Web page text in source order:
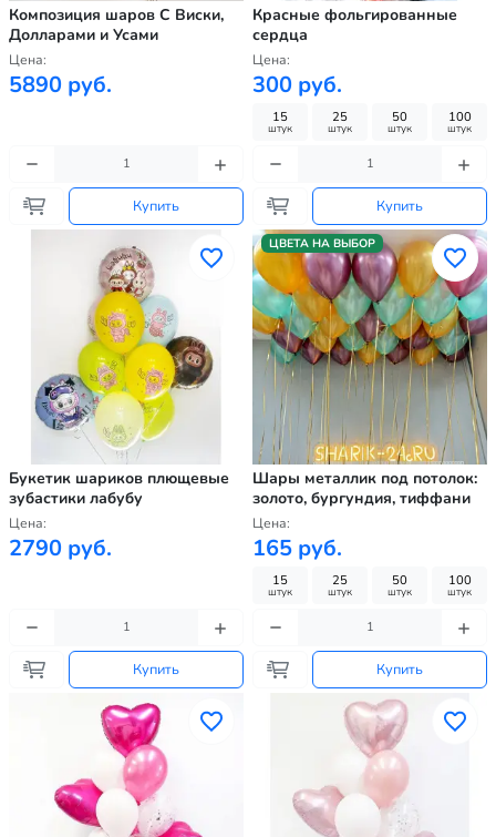
Композиция шаров С Виски,
Долларами и Усами
Цена:
5890 руб.
Купить
Красные фольгированные
сердца
Цена:
300 руб.
15
штук
25
штук
50
штук
100
штук
Купить
Букетик шариков плющевые
зубастики лабубу
Цена:
2790 руб.
Купить
ЦВЕТА НА ВЫБОР
Шары металлик под потолок:
золото, бургундия, тиффани
Цена:
165 руб.
15
штук
25
штук
50
штук
100
штук
Купить